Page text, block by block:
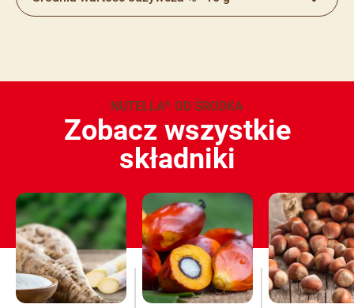
NUTELLA® OD ŚRODKA
Zobacz wszystkie
składniki